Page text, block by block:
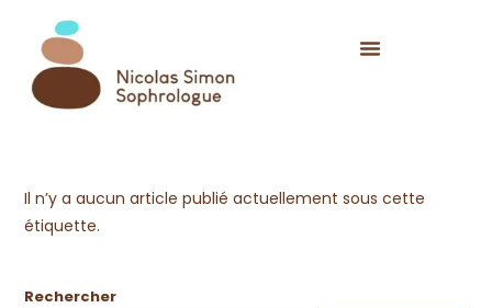
Il n’y a aucun article publié actuellement sous cette
étiquette.
Rechercher